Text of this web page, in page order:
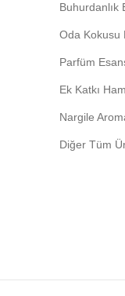
Buhurdanlık
Oda Kokusu
Parfüm
Ek Katkı
Nargile
Diğer Tüm